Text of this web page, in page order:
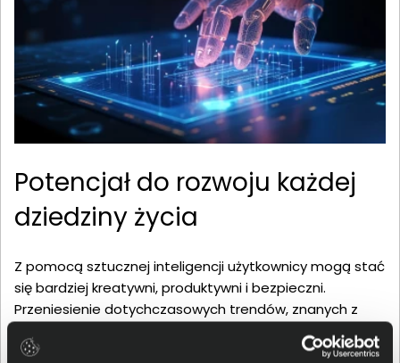
Potencjał do rozwoju każdej
dziedziny życia
Z pomocą sztucznej inteligencji użytkownicy mogą stać
się bardziej kreatywni, produktywni i bezpieczni.
Przeniesienie dotychczasowych trendów, znanych z
chmur obliczeniowych, na komputery PC, zwiększy
prywatność poprzez zmniejszenie zależności od